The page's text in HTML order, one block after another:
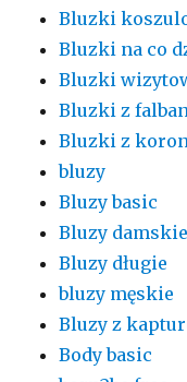
Bluzki
Bluzki na co
Bluzki
Bluzki z
Bluzki z
bluzy
Bluzy basic
Bluzy damskie
Bluzy długie
bluzy męskie
Bluzy z
Body basic